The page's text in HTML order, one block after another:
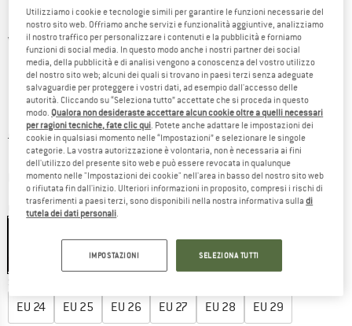
Viste dettagliate
Prezzo originale :
94,95€
Prezzo:
56,97€ incl. IVA
più Spese di spedizioneInformazioni sui costi di spedizione. Si apre in
Colore:Light Pink
EU 24 EU 25 EU 26 EU 27 EU 28 EU 29
Utilizziamo i cookie e tecnologie simili per garantire le funzioni necessarie del
nostro sito web. Offriamo anche servizi e funzionalità aggiuntive, analizziamo
il nostro traffico per personalizzare i contenuti e la pubblicità e forniamo
funzioni di social media. In questo modo anche i nostri partner dei social
media, della pubblicità e di analisi vengono a conoscenza del vostro utilizzo
del nostro sito web; alcuni dei quali si trovano in paesi terzi senza adeguate
salvaguardie per proteggere i vostri dati, ad esempio dall'accesso delle
autorità. Cliccando su “Seleziona tutto” accettate che si proceda in questo
modo. Qualora non desideraste accettare alcun cookie oltre a quelli necessari
per ragioni tecniche, fate clic qui. Potete anche adattare le impostazioni dei
cookie in qualsiasi momento nelle “Impostazioni” e selezionare le singole
categorie. La vostra autorizzazione è volontaria, non è necessaria ai fini
dell'utilizzo del presente sito web e può essere revocata in qualunque
momento nelle "Impostazioni dei cookie" nell'area in basso del nostro sito web
o rifiutata fin dall'inizio. Ulteriori informazioni in proposito, compresi i rischi di
trasferimenti a paesi terzi, sono disponibili nella nostra informativa sulladi
tutela dei dati personali.
IMPOSTAZIONI SELEZIONA TUTTI